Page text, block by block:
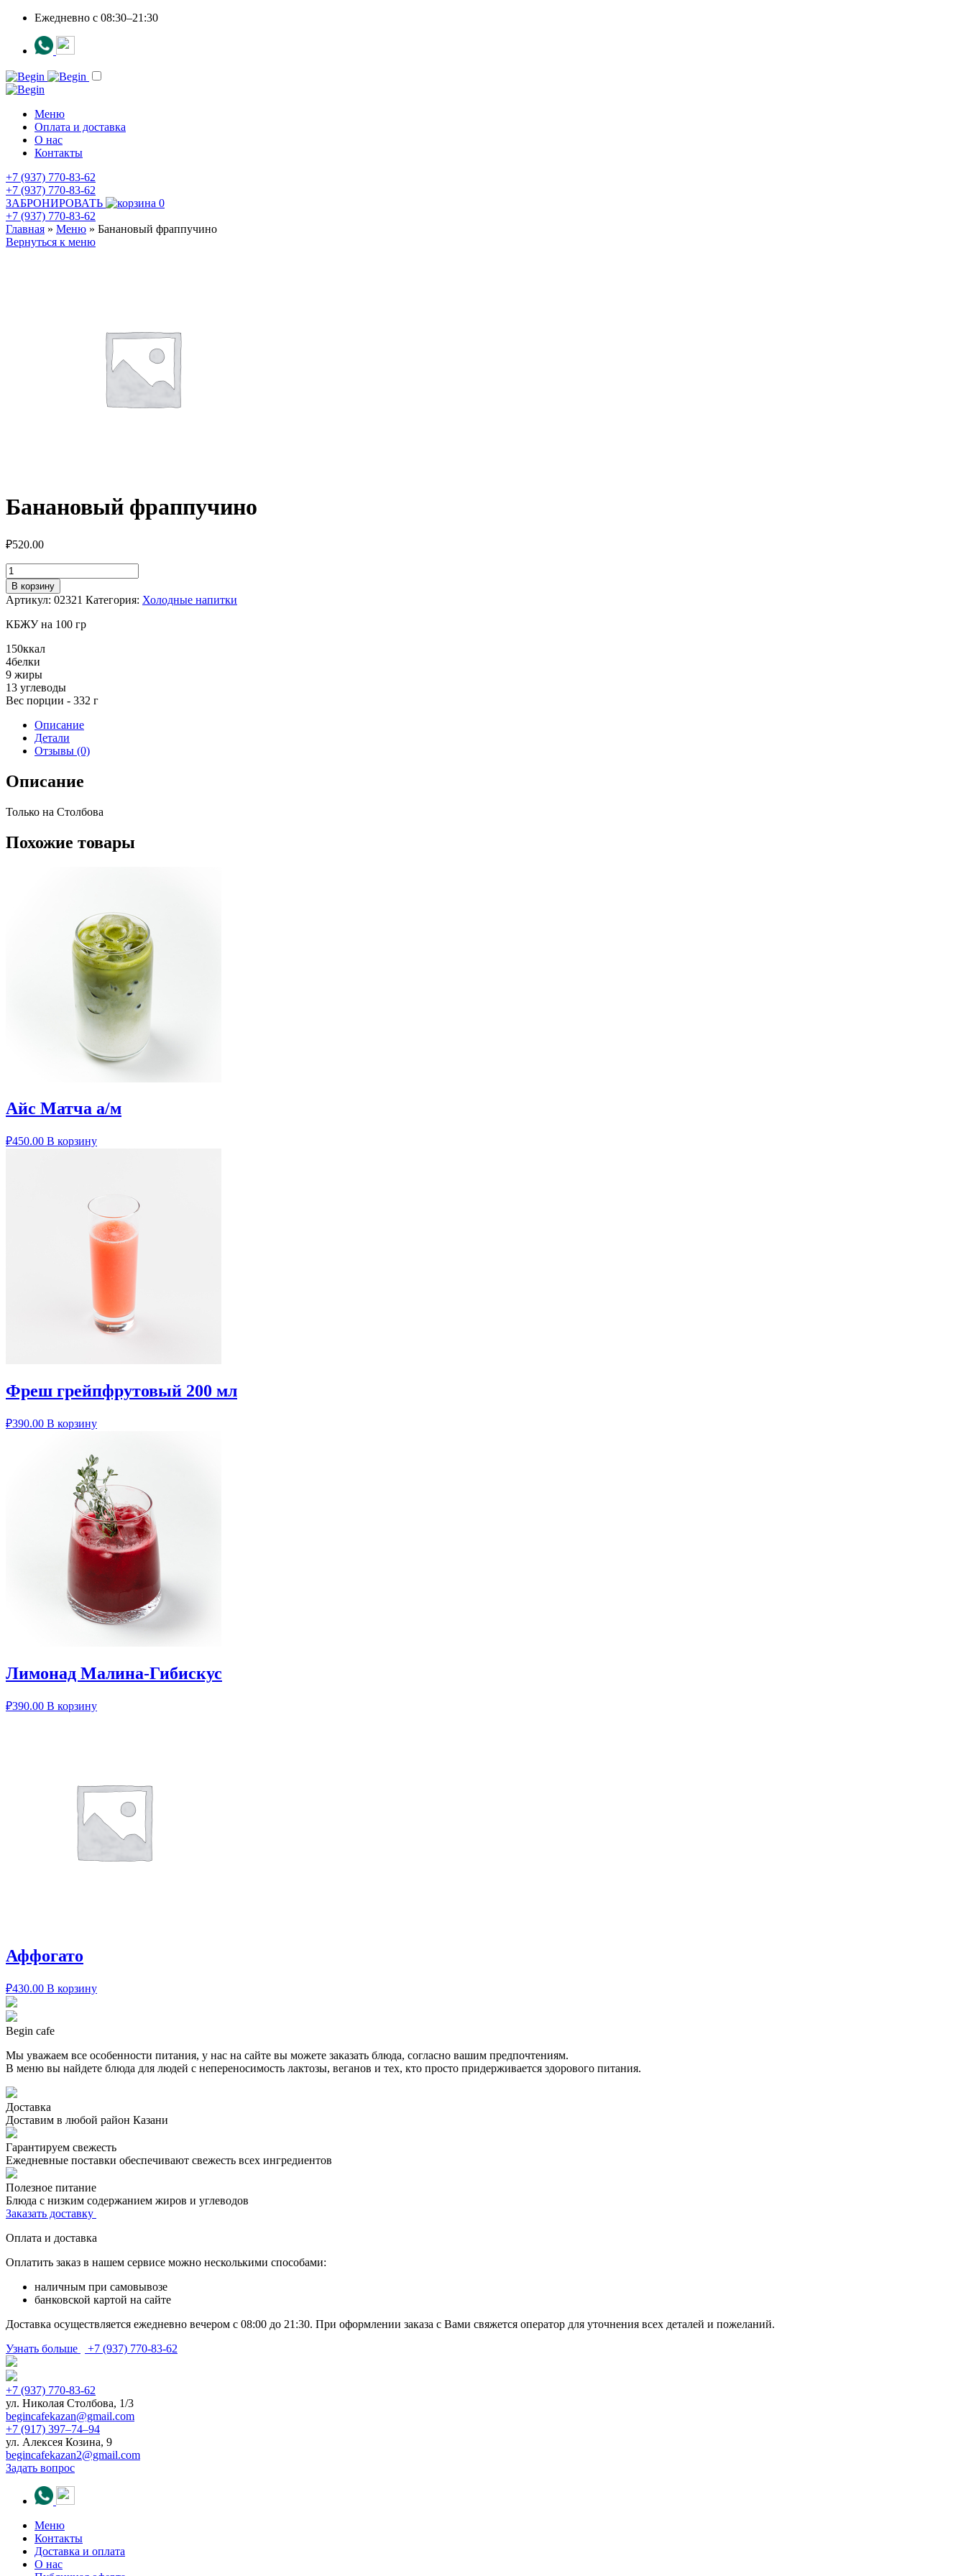
Ежедневно c 08:30–21:30
Меню
Оплата и доставка
О нас
Контакты
+7 (937) 770-83-62
+7 (937) 770-83-62
ЗАБРОНИРОВАТЬ
0
+7 (937) 770-83-62
Главная » Меню » Банановый фраппучино
Вернуться к меню
Банановый фраппучино
₽520.00
Количество
товара
Банановый
фраппучино
В корзину
Артикул: 02321 Категория: Холодные напитки
КБЖУ на 100 гр
150ккал
4белки
9 жиры
13 углеводы
Вес порции - 332 г
Описание
Детали
Отзывы (0)
Описание
Только на Столбова
Похожие товары
Айс Матча а/м
₽450.00 В корзину
Фреш грейпфрутовый 200 мл
₽390.00 В корзину
Лимонад Малина-Гибискус
₽390.00 В корзину
Аффогато
₽430.00 В корзину
Begin cafe
Мы уважаем все особенности питания, у нас на сайте вы можете заказать блюда, согласно вашим предпочтениям.
В меню вы найдете блюда для людей с непереносимость лактозы, веганов и тех, кто просто придерживается здорового питания.
Доставка
Доставим в любой район Казани
Гарантируем свежесть
Ежедневные поставки обеспечивают свежесть всех ингредиентов
Полезное питание
Блюда с низким содержанием жиров и углеводов
Заказать доставку
Оплата и доставка
Оплатить заказ в нашем сервисе можно несколькими способами:
наличным при самовывозе
банковской картой на сайте
Доставка осуществляется ежедневно вечером с 08:00 до 21:30. При оформлении заказа с Вами свяжется оператор для уточнения всех деталей и пожеланий.
Узнать больше
+7 (937) 770-83-62
+7 (937) 770-83-62
ул. Николая Столбова, 1/3
begincafekazan@gmail.com
+7 (917) 397‒74‒94
ул. Алексея Козина, 9
begincafekazan2@gmail.com
Задать вопрос
Меню
Контакты
Доставка и оплата
О нас